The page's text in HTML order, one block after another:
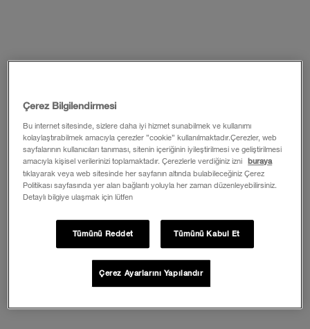
Çerez Bilgilendirmesi
Bu internet sitesinde, sizlere daha iyi hizmet sunabilmek ve kullanımı
kolaylaştırabilmek amacıyla çerezler ”cookie” kullanılmaktadır.Çerezler, web
sayfalarının kullanıcıları tanıması, sitenin içeriğinin iyileştirilmesi ve geliştirilmesi
amacıyla kişisel verilerinizi toplamaktadır. Çerezlerle verdiğiniz izni
buraya
tıklayarak veya web sitesinde her sayfanın altında bulabileceğiniz Çerez
Politikası sayfasında yer alan bağlantı yoluyla her zaman düzenleyebilirsiniz.
Detaylı bilgiye ulaşmak için lütfen
Tümünü Reddet Tümünü Kabul Et
Çerez Ayarlarını Yapılandır